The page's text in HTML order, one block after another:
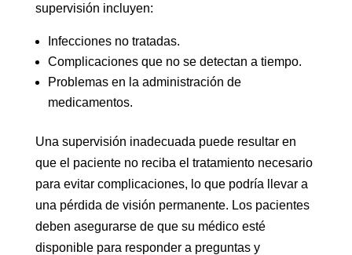
supervisión incluyen:
Infecciones no tratadas.
Complicaciones que no se detectan a tiempo.
Problemas en la administración de
medicamentos.
Una supervisión inadecuada puede resultar en
que el paciente no reciba el tratamiento necesario
para evitar complicaciones, lo que podría llevar a
una pérdida de visión permanente. Los pacientes
deben asegurarse de que su médico esté
disponible para responder a preguntas y